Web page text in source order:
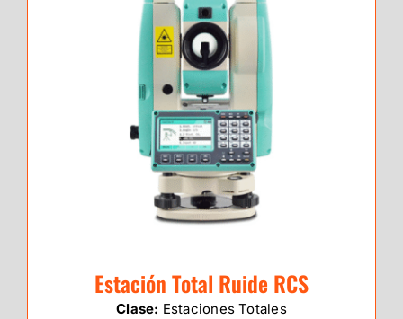
Estación Total Ruide RCS
Clase: Estaciones Totales